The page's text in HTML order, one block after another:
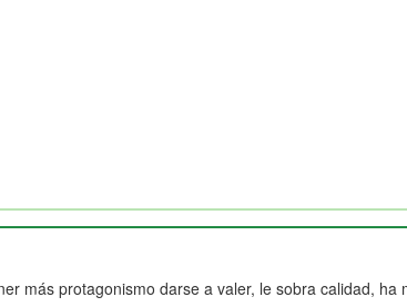
más protagonismo darse a valer, le sobra calidad,